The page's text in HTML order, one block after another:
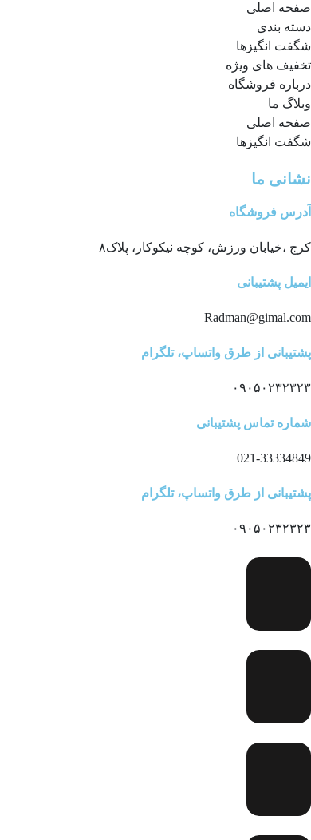
صفحه اصلی
دسته بندی
شگفت انگیزها
تخفیف های ویژه
درباره فروشگاه
وبلاگ ما
صفحه اصلی
شگفت انگیزها
نشانی ما
آدرس فروشگاه
کرج ،خیابان ورزش، کوچه نیکوکار، پلاک۸
ایمیل پشتیبانی
Radman@gimal.com
پشتیبانی از طرق واتساپ، تلگرام
۰۹۰۵۰۲۳۲۳۲۳
شماره تماس پشتیبانی
021-33334849
پشتیبانی از طرق واتساپ، تلگرام
۰۹۰۵۰۲۳۲۳۲۳